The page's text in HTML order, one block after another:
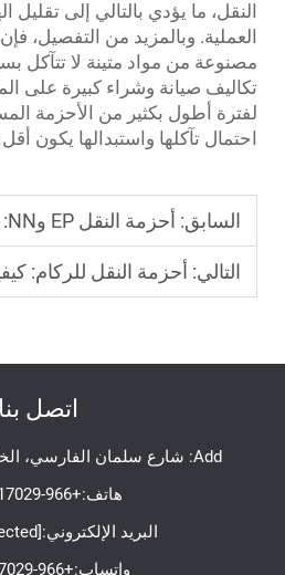
النقل، ما يؤدي بالتالي إلى تقليل
العملية. وبالمزيد من التفصيل،
مصنوعة من مواد متينة لا تتآكل
تكاليف صيانة وشراء كبيرة على
لفترة أطول بكثير من الأحزمة
احتمال تآكلها واستبدالها يكون أقل
السابق: أحزمة النقل EP وNN: مقارنة من حيث القوة والمرونة والتكلفة
التالي: أحزمة النقل للركام: كيفية
اتصل بنا
Add: شارع سلمان الفارسي، الخالدية الجنوبية، الدمام
هاتف:+966-0561717029
البريد الإلكتروني:[email protected]
واتساب:+966-0561717029